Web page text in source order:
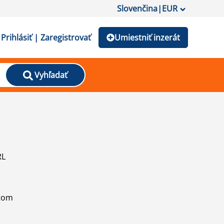
Slovenčina|EUR
Prihlásiť | Zaregistrovať Umiestniť inzerát
Vyhľadať